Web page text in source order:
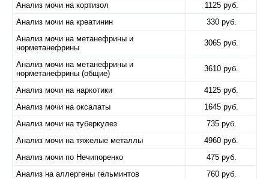
Анализ мочи на кортизол
1125 руб.
Анализ мочи на креатинин
330 руб.
Анализ мочи на метанефрины и
норметанефрины
3065 руб.
Анализ мочи на метанефрины и
норметанефрины (общие)
3610 руб.
Анализ мочи на наркотики
4125 руб.
Анализ мочи на оксалаты
1645 руб.
Анализ мочи на туберкулез
735 руб.
Анализ мочи на тяжелые металлы
4960 руб.
Анализ мочи по Нечипоренко
475 руб.
Анализ на аллергены гельминтов
760 руб.